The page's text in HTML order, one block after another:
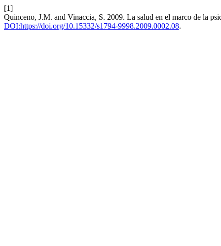
[1]
Quinceno, J.M. and Vinaccia, S. 2009. La salud en el marco de la
DOI:https://doi.org/10.15332/s1794-9998.2009.0002.08.